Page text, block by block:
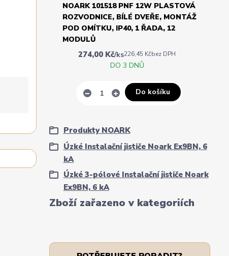
Zboží zařazeno v kategoriích
Produkty NOARK
Úzké Instalační jističe Noark Ex9BN, 6
kA
Úzké 3-pólové Instalační jističe Noark
Ex9BN, 6 kA
NOARK 101518 PNF 12W PLASTOVÁ
ROZVODNICE, BÍLÉ DVEŘE, MONTÁŽ
POD OMÍTKU, IP40, 1 ŘADA, 12
MODULŮ
274,00 Kč/ks226,45 Kčbez DPH
DO 3 DNŮ
Do košíku